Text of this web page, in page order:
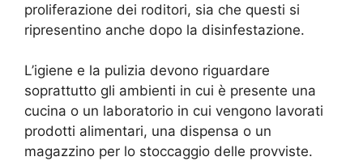
proliferazione dei roditori, sia che questi si
ripresentino anche dopo la disinfestazione.
L’igiene e la pulizia devono riguardare
soprattutto gli ambienti in cui è presente una
cucina o un laboratorio in cui vengono lavorati
prodotti alimentari, una dispensa o un
magazzino per lo stoccaggio delle provviste.